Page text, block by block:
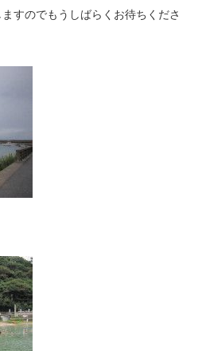
すのでもうしばらくお待ちくださ